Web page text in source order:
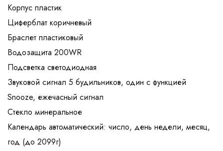
Корпус пластик
Циферблат коричневый
Браслет пластиковый
Водозащита 200WR
Подсветка светодиодная
Звуковой сигнал 5 будильников, один с функцией
Snooze, ежечасный сигнал
Стекло минеральное
Календарь автоматический: число, день недели, месяц,
год (до 2099г)